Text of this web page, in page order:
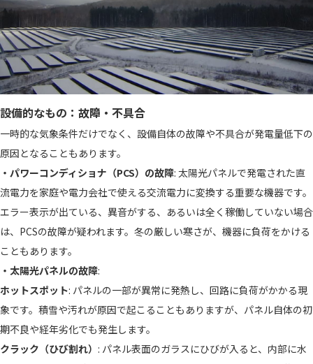
設備的なもの：故障・不具合
一時的な気象条件だけでなく、設備自体の故障や不具合が発電量低下の
原因となることもあります。
・パワーコンディショナ（PCS）の故障: 太陽光パネルで発電された直
流電力を家庭や電力会社で使える交流電力に変換する重要な機器です。
エラー表示が出ている、異音がする、あるいは全く稼働していない場合
は、PCSの故障が疑われます。冬の厳しい寒さが、機器に負荷をかける
こともあります。
・太陽光パネルの故障:
ホットスポット: パネルの一部が異常に発熱し、回路に負荷がかかる現
象です。積雪や汚れが原因で起こることもありますが、パネル自体の初
期不良や経年劣化でも発生します。
クラック（ひび割れ） : パネル表面のガラスにひびが入ると、内部に水